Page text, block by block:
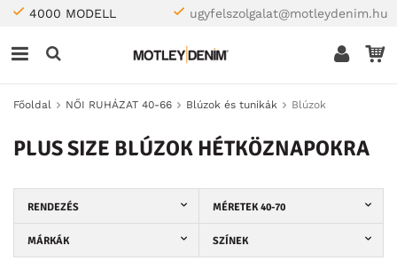
4000 MODELL ugyfelszolgalat@motleydenim.hu
Főoldal NŐI RUHÁZAT 40-66 Blúzok és tunikák Blúzok
PLUS SIZE BLÚZOK HÉTKÖZNAPOKRA
RENDEZÉS MÉRETEK 40-70
MÁRKÁK SZÍNEK